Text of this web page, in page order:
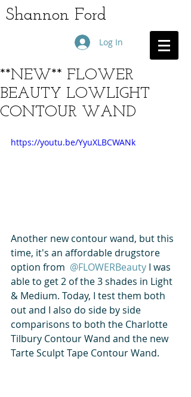
Shannon Ford
Log In
**NEW** FLOWER
BEAUTY LOWLIGHT
CONTOUR WAND
https://youtu.be/YyuXLBCWANk
Another new contour wand, but this
time, it's an affordable drugstore
option from @FLOWERBeauty I was
able to get 2 of the 3 shades in Light
& Medium. Today, I test them both
out and I also do side by side
comparisons to both the Charlotte
Tilbury Contour Wand and the new
Tarte Sculpt Tape Contour Wand.